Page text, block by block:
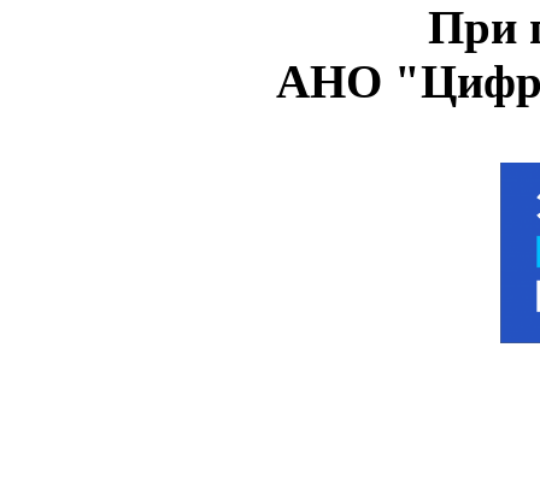
При
АНО